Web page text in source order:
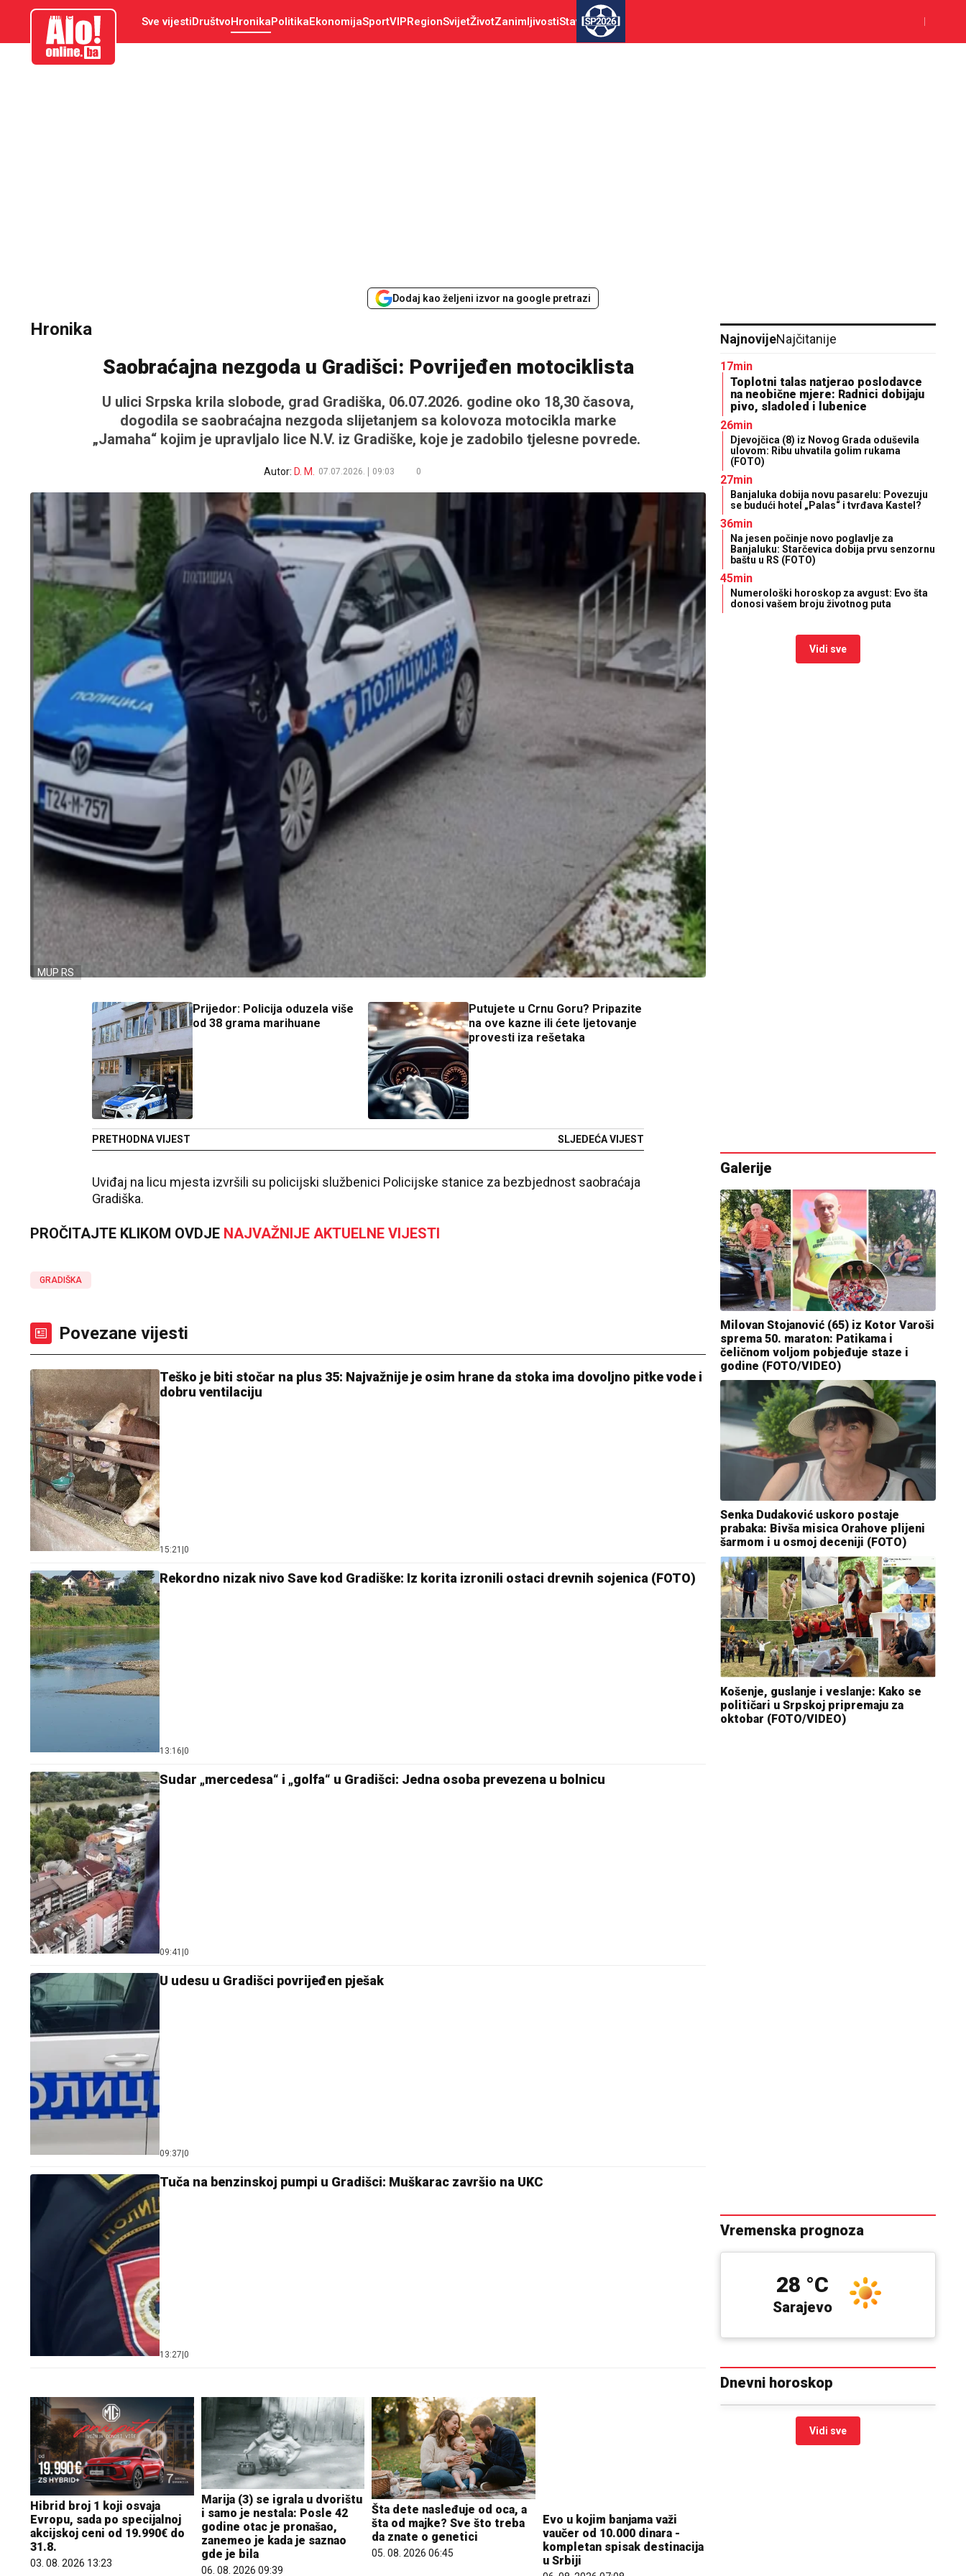
aloonline.ba Sve vijestiDruštvoHronikaPolitikaEkonomijaSportVIPRegionSvijetŽivotZanimljivostiStav SP2026
Dodaj kao željeni izvor na google pretrazi
Hronika
Saobraćajna nezgoda u Gradišci: Povrijeđen motociklista
U ulici Srpska krila slobode, grad Gradiška, 06.07.2026. godine oko 18,30 časova,
dogodila se saobraćajna nezgoda slijetanjem sa kolovoza motocikla marke
„Jamaha“ kojim je upravljalo lice N.V. iz Gradiške, koje je zadobilo tjelesne povrede.
Autor: D. M. 07.07.2026. 09:03 0
MUP RS
Prijedor: Policija oduzela više
od 38 grama marihuane
PRETHODNA VIJEST
Putujete u Crnu Goru? Pripazite
na ove kazne ili ćete ljetovanje
provesti iza rešetaka
SLJEDEĆA VIJEST
Uviđaj na licu mjesta izvršili su policijski službenici Policijske stanice za bezbjednost saobraćaja
Gradiška.
PROČITAJTE KLIKOM OVDJE NAJVAŽNIJE AKTUELNE VIJESTI
GRADIŠKA
Povezane vijesti
Teško je biti stočar na plus 35: Najvažnije je osim hrane da stoka ima dovoljno pitke vode i
dobru ventilaciju
15:21 0
Rekordno nizak nivo Save kod Gradiške: Iz korita izronili ostaci drevnih sojenica (FOTO)
13:16 0
Sudar „mercedesa“ i „golfa“ u Gradišci: Jedna osoba prevezena u bolnicu
09:41 0
U udesu u Gradišci povrijeđen pješak
09:37 0
Tuča na benzinskoj pumpi u Gradišci: Muškarac završio na UKC
13:27 0
Hibrid broj 1 koji osvaja
Evropu, sada po specijalnoj
akcijskoj ceni od 19.990€ do
31.8.
03. 08. 2026 13:23
Marija (3) se igrala u dvorištu
i samo je nestala: Posle 42
godine otac je pronašao,
zanemeo je kada je saznao
gde je bila
06. 08. 2026 09:39
Šta dete nasleđuje od oca, a
šta od majke? Sve što treba
da znate o genetici
05. 08. 2026 06:45
vaučer od 10.000 dinara -
kompletan spisak destinacija
u Srbiji
06. 08. 2026 07:08
NajnovijeNajčitanije
17min
Toplotni talas natjerao poslodavce
na neobične mjere: Radnici dobijaju
pivo, sladoled i lubenice
26min
Djevojčica (8) iz Novog Grada oduševila
ulovom: Ribu uhvatila golim rukama
(FOTO)
27min
Banjaluka dobija novu pasarelu: Povezuju
se budući hotel „Palas“ i tvrđava Kastel?
36min
Na jesen počinje novo poglavlje za
Banjaluku: Starčevica dobija prvu senzornu
baštu u RS (FOTO)
45min
Numerološki horoskop za avgust: Evo šta
donosi vašem broju životnog puta
Vidi sve
Galerije
Milovan Stojanović (65) iz Kotor Varoši
sprema 50. maraton: Patikama i
čeličnom voljom pobjeđuje staze i
godine (FOTO/VIDEO)
Senka Dudaković uskoro postaje
prabaka: Bivša misica Orahove plijeni
šarmom i u osmoj deceniji (FOTO)
Košenje, guslanje i veslanje: Kako se
političari u Srpskoj pripremaju za
oktobar (FOTO/VIDEO)
Vremenska prognoza
Sarajevo
28 °C
Dnevni horoskop
Vidi sve